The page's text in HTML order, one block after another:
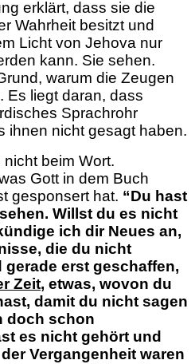
erklärt, dass sie die
Wahrheit besitzt und
Licht von Jehova nur
kann. Sie sehen.
warum die Zeugen
Es liegt daran, dass
Sprachrohr
ihnen nicht gesagt haben.
beim Wort.
Gott in dem Buch
gesponsert hat. “Du hast
Willst du es nicht
ich dir Neues an,
die du nicht
erst geschaffen,
Zeit, etwas, wovon du
damit du nicht sagen
doch schon
es nicht gehört und
Vergangenheit waren